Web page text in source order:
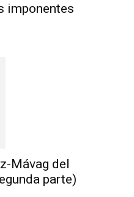
imponentes
Mávag del
parte)